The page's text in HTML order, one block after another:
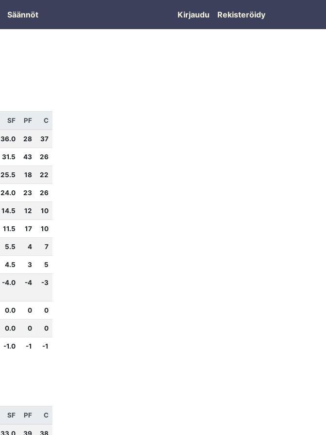
Säännöt Kirjaudu Rekisteröidy
SF PF C
36.0 28 37
31.5 43 26
25.5 18 22
24.0 23 26
14.5 12 10
11.5 17 10
5.5 4 7
4.5 3 5
-4.0 -4 -3
0.0 0 0
0.0 0 0
-1.0 -1 -1
SF PF C